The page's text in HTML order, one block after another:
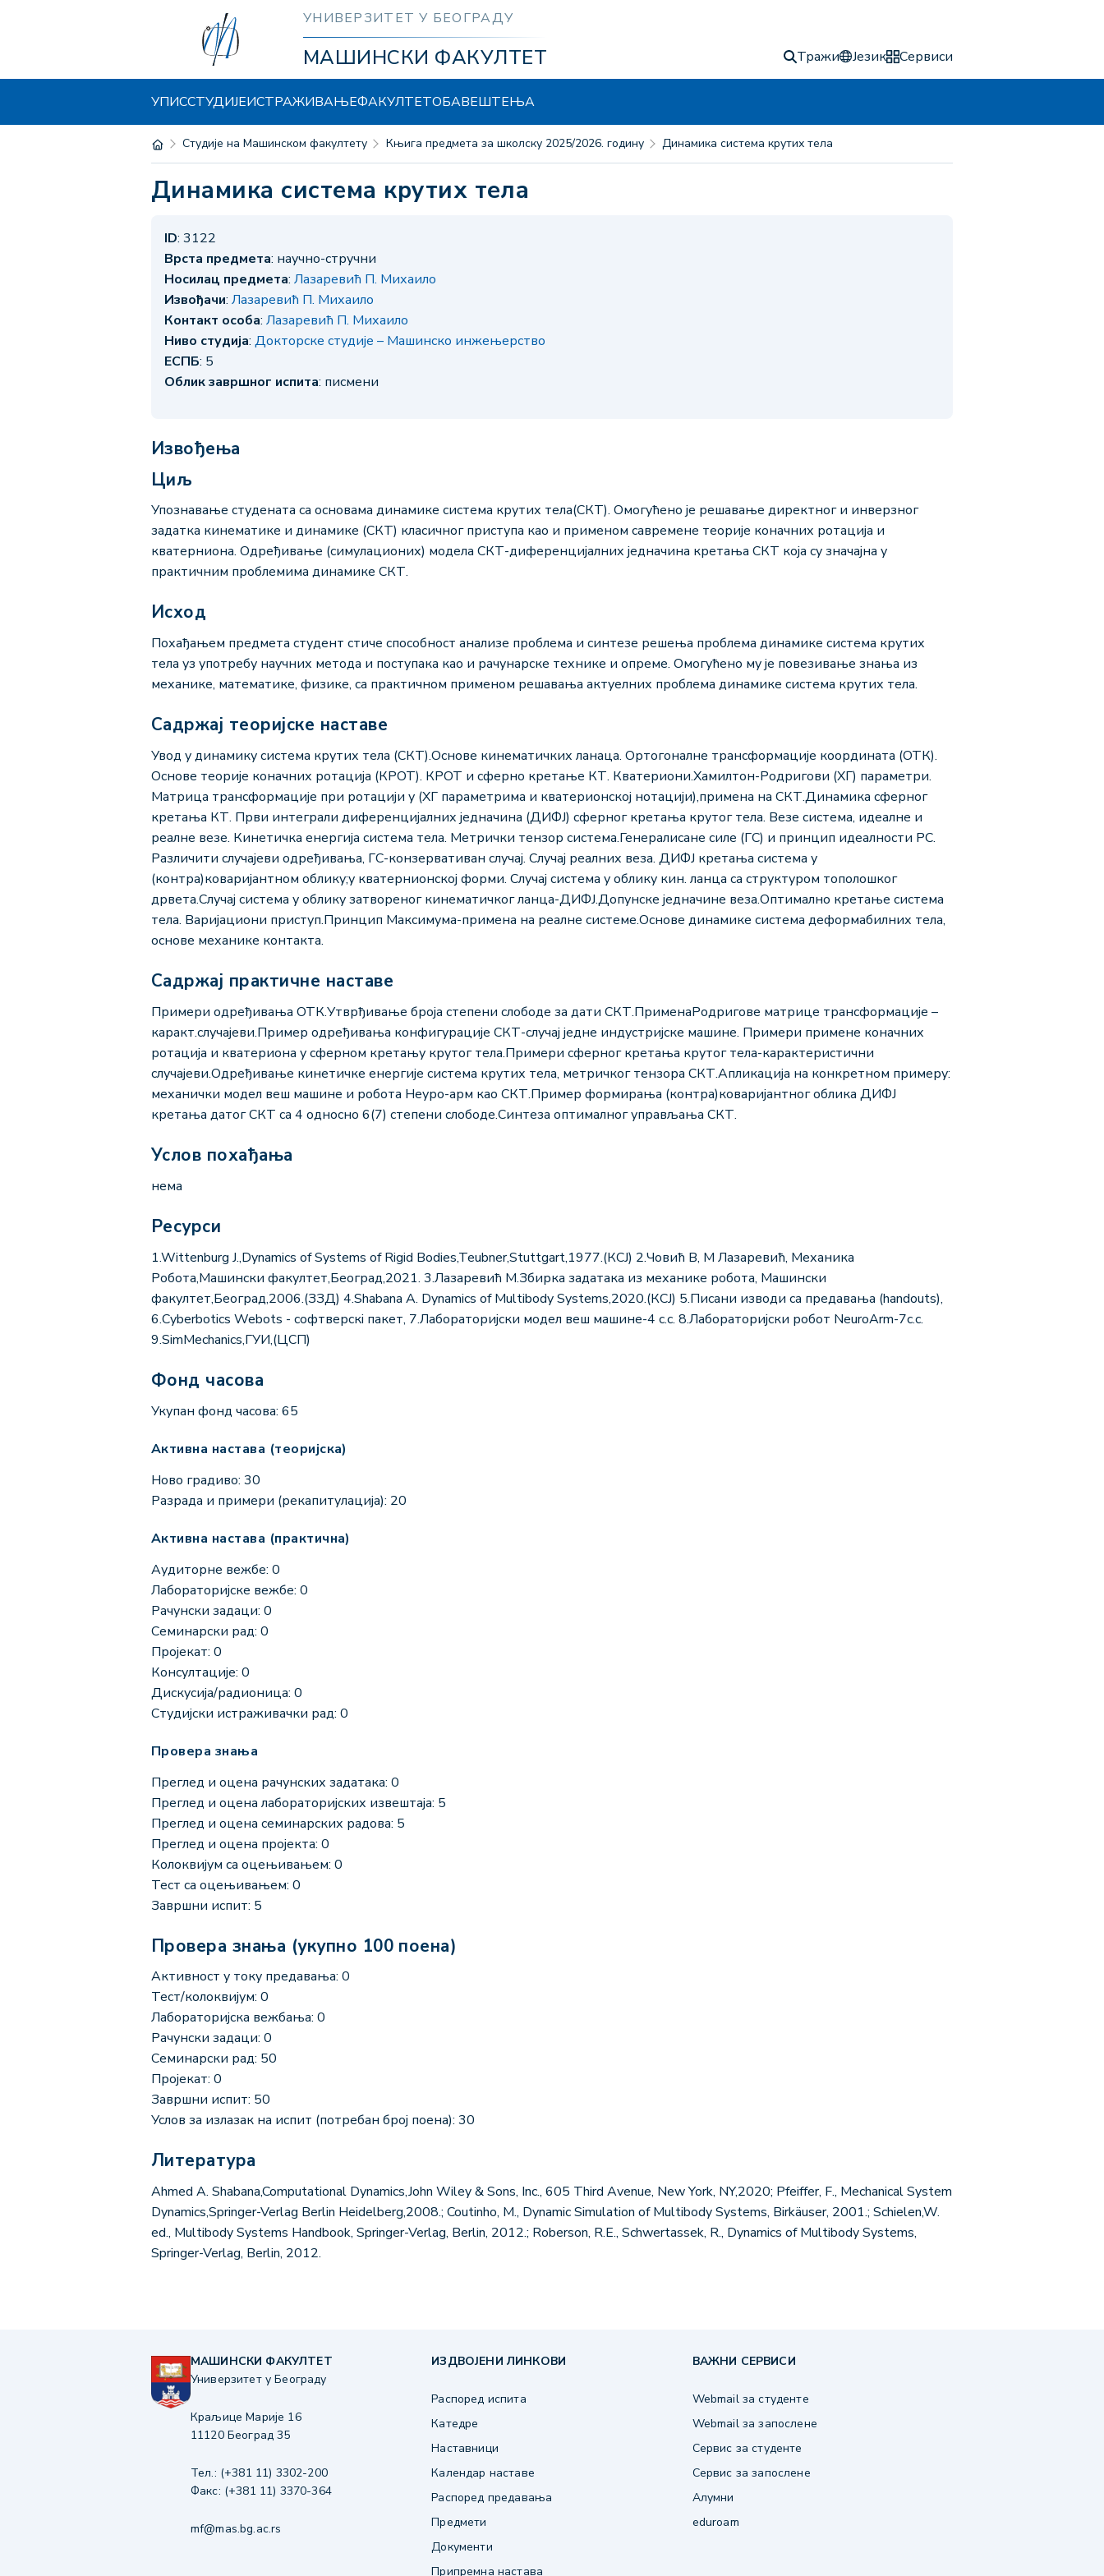
УНИВЕРЗИТЕТ У БЕОГРАДУ
МАШИНСКИ ФАКУЛТЕТ Тражи Језик Сервиси
УПИССТУДИЈЕИСТРАЖИВАЊЕФАКУЛТЕТОБАВЕШТЕЊА
Студије на Машинском факултету Књига предмета за школску 2025/2026. годину Динамика система крутих тела
Динамика система крутих тела
ID: 3122
Врста предмета: научно-стручни
Носилац предмета: Лазаревић П. Михаило
Извођачи: Лазаревић П. Михаило
Контакт особа: Лазаревић П. Михаило
Ниво студија: Докторске студије – Машинско инжењерство
ЕСПБ: 5
Облик завршног испита: писмени
Извођења
Циљ
Упознавање студената са основама динамике система крутих тела(СКТ). Омогућено је решавање директног и инверзног
задатка кинематике и динамике (СКТ) класичног приступа као и применом савремене теорије коначних ротација и
кватерниона. Одређивање (симулационих) модела СКТ-диференцијалних једначина кретања СКТ која су значајна у
практичним проблемима динамике СКТ.
Исход
Похађањем предмета студент стиче способност анализе проблема и синтезе решења проблема динамике система крутих
тела уз употребу научних метода и поступака као и рачунарске технике и опреме. Омогућено му је повезивање знања из
механике, математике, физике, са практичном применом решавања актуелних проблема динамике система крутих тела.
Садржај теоријске наставе
Увод у динамику система крутих тела (СКТ).Основе кинематичких ланаца. Ортогоналне трансформације координата (ОТК).
Основе теорије коначних ротација (КРОТ). КРОТ и сферно кретање КТ. Кватериони.Хамилтон-Родригови (ХГ) параметри.
Матрица трансформације при ротацији у (ХГ параметрима и кватерионској нотацији),примена на СКТ.Динамика сферног
кретања КТ. Први интеграли диференцијалних једначина (ДИФЈ) сферног кретања крутог тела. Везе система, идеалне и
реалне везе. Кинетичка енергија система тела. Метрички тензор система.Генералисане силе (ГС) и принцип идеалности РС.
Различити случајеви одређивања, ГС-конзервативан случај. Случај реалних веза. ДИФЈ кретања система у
(контра)коваријантном облику;у кватернионској форми. Случај система у облику кин. ланца са структуром тополошког
дрвета.Случај система у облику затвореног кинематичког ланца-ДИФЈ.Допунске једначине веза.Оптимално кретање система
тела. Варијациони приступ.Принцип Максимума-примена на реалне системе.Основе динамике система деформабилних тела,
основe механике контакта.
Садржај практичне наставе
Примери одређивања ОТК.Утврђивање броја степени слободе за дати СКТ.ПрименаРодригове матрице трансформације –
каракт.случајеви.Пример одређивања конфигурације СКТ-случај једне индустријске машине. Примери примене коначних
ротација и кватериона у сферном кретању крутог тела.Примери сферног кретања крутог тела-карактеристични
случајеви.Одређивање кинетичке енергије система крутих тела, метричког тензора СКТ.Апликација на конкретном примеру:
механички модел веш машине и робота Неуро-арм као СКТ.Пример формирања (контра)коваријантног облика ДИФЈ
кретања датог СКТ са 4 односно 6(7) степени слободе.Синтеза оптималног управљања СКТ.
Услов похађања
нема
Ресурси
1.Wittenburg J.,Dynamics of Systems of Rigid Bodies,Teubner,Stuttgart,1977.(КСЈ) 2.Човић В, М Лазаревић, Механика
Робота,Машински факултет,Београд,2021. 3.Лазаревић М.Збирка задатака из механике робота, Машински
факултет,Београд,2006.(ЗЗД) 4.Shabana A. Dynamics of Multibody Systems,2020.(КСЈ) 5.Писани изводи са предавања (handouts),
6.Cyberbotics Webots - софтверскi пакет, 7.Лабораторијски модел веш машине-4 с.с. 8.Лабораторијски робот NeuroArm-7с.с.
9.SimMechanics,ГУИ,(ЦСП)
Фонд часова
Укупан фонд часова: 65
Активна настава (теоријска)
Ново градиво: 30
Разрада и примери (рекапитулација): 20
Активна настава (практична)
Аудиторне вежбе: 0
Лабораторијске вежбе: 0
Рачунски задаци: 0
Семинарски рад: 0
Пројекат: 0
Консултације: 0
Дискусија/радионица: 0
Студијски истраживачки рад: 0
Провера знања
Преглед и оцена рачунских задатака: 0
Преглед и оцена лабораторијских извештаја: 5
Преглед и оцена семинарских радова: 5
Преглед и оцена пројекта: 0
Колоквијум са оцењивањем: 0
Тест са оцењивањем: 0
Завршни испит: 5
Провера знања (укупно 100 поена)
Активност у току предавања: 0
Тест/колоквијум: 0
Лабораторијска вежбања: 0
Рачунски задаци: 0
Семинарски рад: 50
Пројекат: 0
Завршни испит: 50
Услов за излазак на испит (потребан број поена): 30
Литература
Ahmed A. Shabana,Computational Dynamics,John Wiley & Sons, Inc., 605 Third Avenue, New York, NY,2020; Pfeiffer, F., Mechanical System
Dynamics,Springer-Verlag Berlin Heidelberg,2008.; Coutinho, M., Dynamic Simulation of Multibody Systems, Birkäuser, 2001.; Schielen,W.
ed., Multibody Systems Handbook, Springer-Verlag, Berlin, 2012.; Roberson, R.E., Schwertassek, R., Dynamics of Multibody Systems,
Springer-Verlag, Berlin, 2012.
МАШИНСКИ ФАКУЛТЕТ
Универзитет у Београду
Краљице Марије 16
11120 Београд 35
Тел.: (+381 11) 3302-200
Факс: (+381 11) 3370-364
mf@mas.bg.ac.rs
ИЗДВОЈЕНИ ЛИНКОВИ
Распоред испита
Катедре
Наставници
Календар наставе
Распоред предавања
Предмети
Документи
Припремна настава
ВАЖНИ СЕРВИСИ
Webmail за студенте
Webmail за запослене
Сервис за студенте
Сервис за запослене
Алумни
eduroam